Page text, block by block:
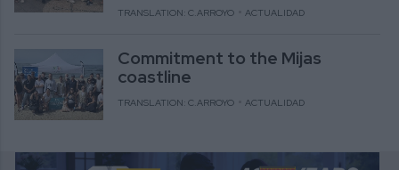
TRANSLATION: C.ARROYO ACTUALIDAD
Commitment to the Mijas
coastline
TRANSLATION: C.ARROYO ACTUALIDAD